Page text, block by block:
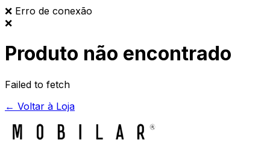
❌ Erro de conexão
❌
Produto não encontrado
Failed to fetch
← Voltar à Loja